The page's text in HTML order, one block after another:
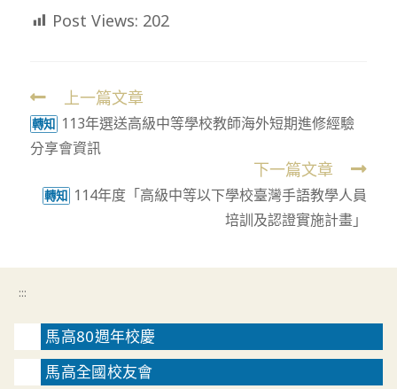
Post Views: 202
Read
more
articles
上一篇文章
轉知 113年選送高級中等學校教師海外短期進修經驗
分享會資訊
下一篇文章
轉知 114年度「高級中等以下學校臺灣手語教學人員
培訓及認證實施計畫」
:::
馬高80週年校慶
馬高全國校友會